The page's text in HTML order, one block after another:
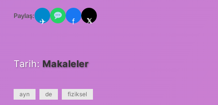
Paylaş:
✈ f 𝕏
Tarih: Makaleler
ayn de fiziksel